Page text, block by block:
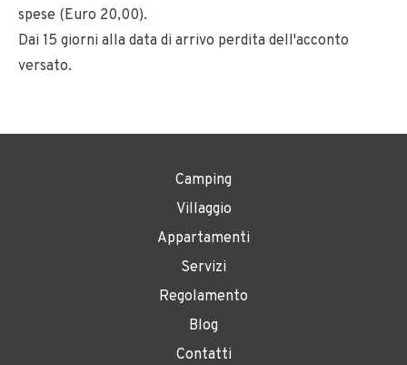
spese (Euro 20,00).
Dai 15 giorni alla data di arrivo perdita dell'acconto
versato.
Camping
Villaggio
Appartamenti
Servizi
Regolamento
Blog
Contatti